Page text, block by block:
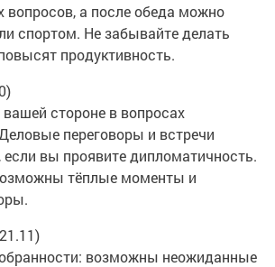
а после обеда можно
спортом. Не забывайте делать
продуктивность.
стороне в вопросах
переговоры и встречи
если вы проявите дипломатичность.
тёплые моменты и
возможны неожиданные